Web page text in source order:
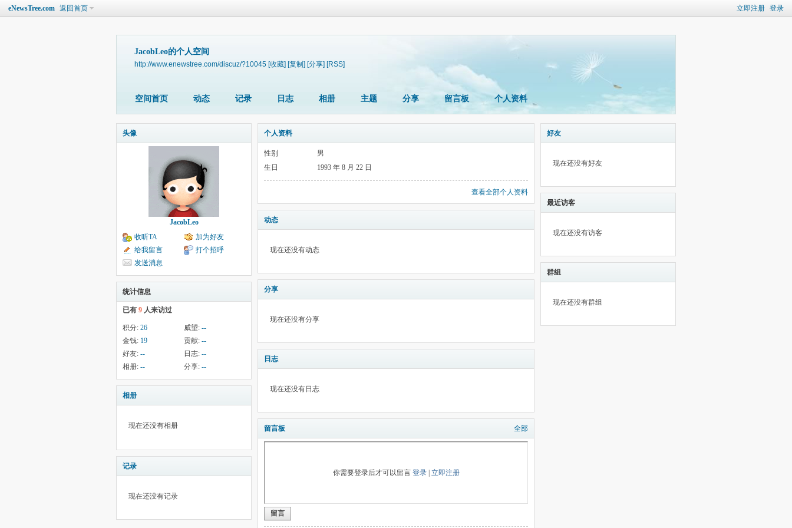
立即注册 登录
eNewsTree.com 返回首页
JacobLeo的个人空间
http://www.enewstree.com/discuz/?10045 [收藏] [复制] [分享] [RSS]
空间首页 动态 记录 日志 相册 主题 分享 留言板 个人资料
头像
JacobLeo
收听TA
加为好友
给我留言
打个招呼
发送消息
统计信息
已有 9 人来访过
积分: 26 威望: --
金钱: 19 贡献: --
好友: -- 日志: --
相册: -- 分享: --
相册
现在还没有相册
记录
现在还没有记录
个人资料
性别
男
生日
1993 年 8 月 22 日
查看全部个人资料
动态
现在还没有动态
分享
现在还没有分享
日志
现在还没有日志
留言板 全部
你需要登录后才可以留言 登录| 立即注册
留言
好友
现在还没有好友
最近访客
现在还没有访客
群组
现在还没有群组